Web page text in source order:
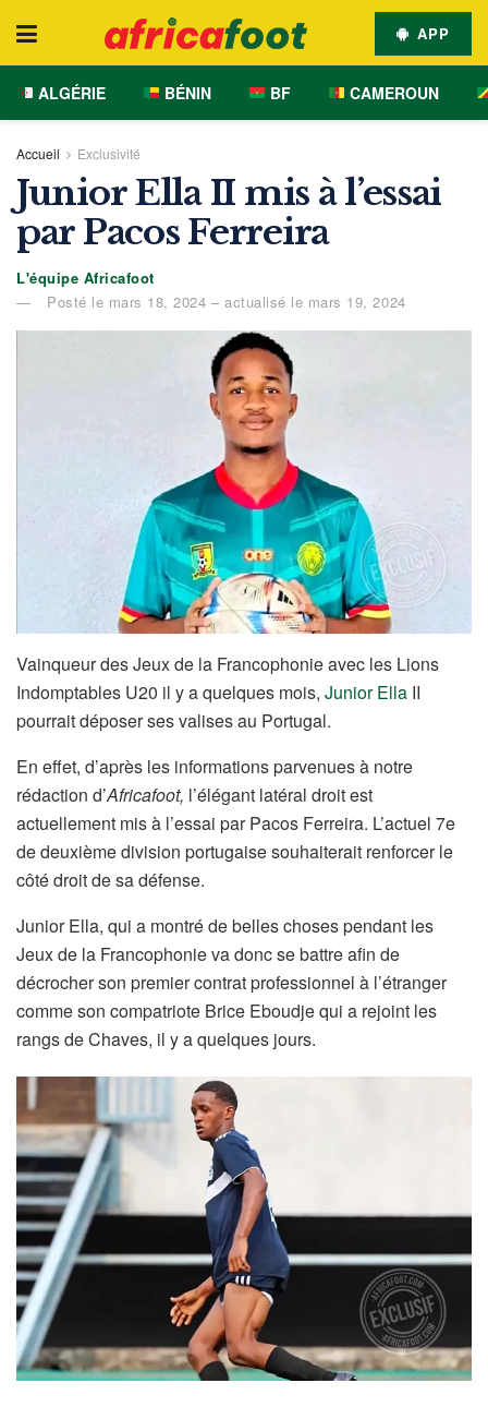
APP
ALGÉRIE BÉNIN BF CAMEROUN
Accueil Exclusivité
Junior Ella II mis à l’essai
par Pacos Ferreira
L'équipe Africafoot
Posté le mars 18, 2024 – actualisé le mars 19, 2024
Vainqueur des Jeux de la Francophonie avec les Lions
Indomptables U20 il y a quelques mois, Junior Ella II
pourrait déposer ses valises au Portugal.
En effet, d’après les informations parvenues à notre
rédaction d’Africafoot, l’élégant latéral droit est
actuellement mis à l’essai par Pacos Ferreira. L’actuel 7e
de deuxième division portugaise souhaiterait renforcer le
côté droit de sa défense.
Junior Ella, qui a montré de belles choses pendant les
Jeux de la Francophonie va donc se battre afin de
décrocher son premier contrat professionnel à l’étranger
comme son compatriote Brice Eboudje qui a rejoint les
rangs de Chaves, il y a quelques jours.